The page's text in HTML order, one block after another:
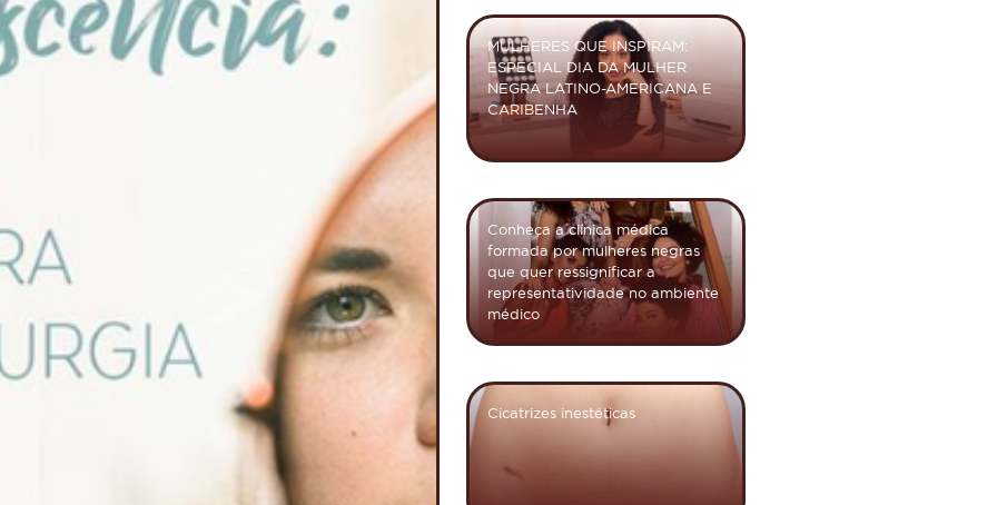
MULHERES QUE INSPIRAM:
ESPECIAL DIA DA MULHER
NEGRA LATINO-AMERICANA E
CARIBENHA
Conheça a clínica médica
formada por mulheres negras
que quer ressignificar a
representatividade no ambiente
médico
Cicatrizes inestéticas